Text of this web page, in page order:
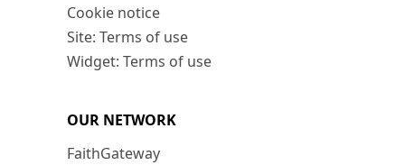
Cookie notice
Site: Terms of use
Widget: Terms of use
OUR NETWORK
FaithGateway